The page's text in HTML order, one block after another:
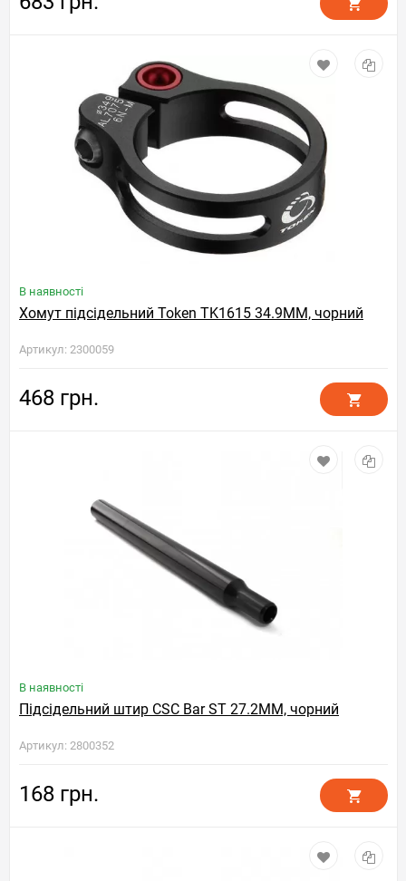
В наявності
Хомут підсідельний Token TK1615 34.9MM, чорний
Артикул: 2300059
468 грн.
В наявності
Підсідельний штир CSC Bar ST 27.2MM, чорний
Артикул: 2800352
168 грн.